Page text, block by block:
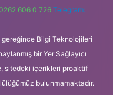
606 0 726 Telegram:
gereğince Bilgi Teknolojileri
bir Yer Sağlayıcı
sitedeki içerikleri proaktif
bulunmamaktadır.